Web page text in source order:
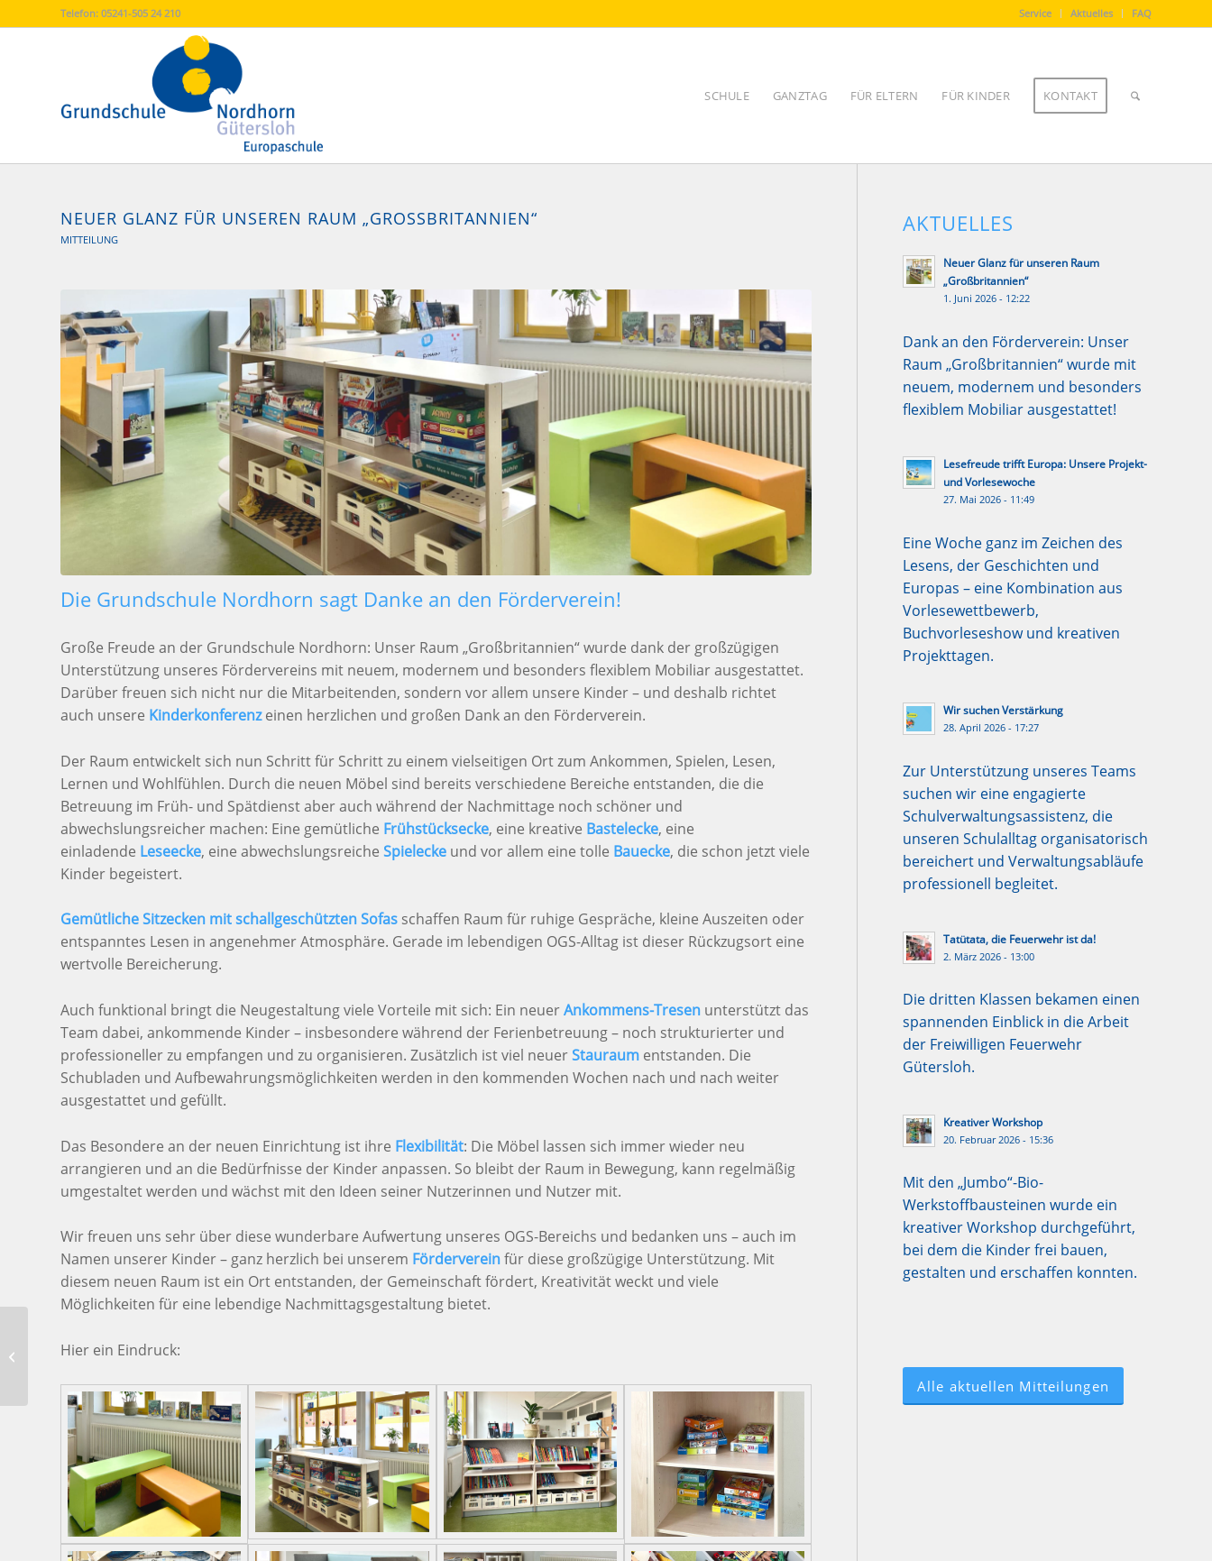
Service Aktuelles FAQ
Telefon: 05241-505 24 210
SCHULE GANZTAG FÜR ELTERN FÜR KINDER KONTAKT
NEUER GLANZ FÜR UNSEREN RAUM „GROSSBRITANNIEN“
MITTEILUNG
Die Grundschule Nordhorn sagt Danke an den Förderverein!
Große Freude an der Grundschule Nordhorn: Unser Raum „Großbritannien“ wurde dank der großzügigen
Unterstützung unseres Fördervereins mit neuem, modernem und besonders flexiblem Mobiliar ausgestattet.
Darüber freuen sich nicht nur die Mitarbeitenden, sondern vor allem unsere Kinder – und deshalb richtet
auch unsere Kinderkonferenzeinen herzlichen und großen Dank an den Förderverein.
Der Raum entwickelt sich nun Schritt für Schritt zu einem vielseitigen Ort zum Ankommen, Spielen, Lesen,
Lernen und Wohlfühlen. Durch die neuen Möbel sind bereits verschiedene Bereiche entstanden, die die
Betreuung im Früh- und Spätdienst aber auch während der Nachmittage noch schöner und
abwechslungsreicher machen: Eine gemütliche Frühstücksecke, eine kreative Bastelecke, eine
einladende Leseecke, eine abwechslungsreiche Spielecke und vor allem eine tolle Bauecke, die schon jetzt viele
Kinder begeistert.
Gemütliche Sitzecken mit schallgeschützten Sofas schaffen Raum für ruhige Gespräche, kleine Auszeiten oder
entspanntes Lesen in angenehmer Atmosphäre. Gerade im lebendigen OGS-Alltag ist dieser Rückzugsort eine
wertvolle Bereicherung.
Auch funktional bringt die Neugestaltung viele Vorteile mit sich: Ein neuerAnkommens-Tresen unterstützt das
Team dabei, ankommende Kinder – insbesondere während der Ferienbetreuung – noch strukturierter und
professioneller zu empfangen und zu organisieren. Zusätzlich ist viel neuerStauraum entstanden. Die
Schubladen und Aufbewahrungsmöglichkeiten werden in den kommenden Wochen nach und nach weiter
ausgestattet und gefüllt.
Das Besondere an der neuen Einrichtung ist ihre Flexibilität: Die Möbel lassen sich immer wieder neu
arrangieren und an die Bedürfnisse der Kinder anpassen. So bleibt der Raum in Bewegung, kann regelmäßig
umgestaltet werden und wächst mit den Ideen seiner Nutzerinnen und Nutzer mit.
Wir freuen uns sehr über diese wunderbare Aufwertung unseres OGS-Bereichs und bedanken uns – auch im
Namen unserer Kinder – ganz herzlich bei unserem Fördervereinfür diese großzügige Unterstützung. Mit
diesem neuen Raum ist ein Ort entstanden, der Gemeinschaft fördert, Kreativität weckt und viele
Möglichkeiten für eine lebendige Nachmittagsgestaltung bietet.
Hier ein Eindruck:
AKTUELLES
Neuer Glanz für unseren Raum
„Großbritannien“
1. Juni 2026 - 12:22
Dank an den Förderverein: Unser
Raum „Großbritannien“ wurde mit
neuem, modernem und besonders
flexiblem Mobiliar ausgestattet!
Lesefreude trifft Europa: Unsere Projekt-
und Vorlesewoche
27. Mai 2026 - 11:49
Eine Woche ganz im Zeichen des
Lesens, der Geschichten und
Europas – eine Kombination aus
Vorlesewettbewerb,
Buchvorleseshow und kreativen
Projekttagen.
Wir suchen Verstärkung
28. April 2026 - 17:27
Zur Unterstützung unseres Teams
suchen wir eine engagierte
Schulverwaltungsassistenz, die
unseren Schulalltag organisatorisch
bereichert und Verwaltungsabläufe
professionell begleitet.
Tatütata, die Feuerwehr ist da!
2. März 2026 - 13:00
Die dritten Klassen bekamen einen
spannenden Einblick in die Arbeit
der Freiwilligen Feuerwehr
Gütersloh.
Kreativer Workshop
20. Februar 2026 - 15:36
Mit den „Jumbo“-Bio-
Werkstoffbausteinen wurde ein
kreativer Workshop durchgeführt,
bei dem die Kinder frei bauen,
gestalten und erschaffen konnten.
Alle aktuellen Mitteilungen
Europa: Unsere
Vorlesewoche